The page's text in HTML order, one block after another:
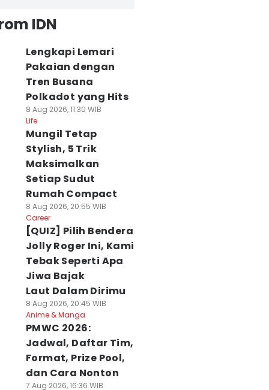
IDN
Lengkapi Lemari
Pakaian dengan
Tren Busana
Polkadot yang Hits
8 Aug 2026, 11:30 WIB
Life
Mungil Tetap
Stylish, 5 Trik
Maksimalkan
Setiap Sudut
Rumah Compact
8 Aug 2026, 20:55 WIB
Career
[QUIZ] Pilih Bendera
Jolly Roger Ini, Kami
Tebak Seperti Apa
Jiwa Bajak
Laut Dalam Dirimu
8 Aug 2026, 20:45 WIB
Anime & Manga
PMWC 2026:
Jadwal, Daftar Tim,
Format, Prize Pool,
dan Cara Nonton
7 Aug 2026, 16:36 WIB